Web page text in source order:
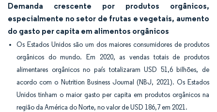
Demanda crescente por produtos orgânicos,
especialmente no setor de frutas e vegetais, aumento
do gasto per capita em alimentos orgânicos
Os Estados Unidos são um dos maiores consumidores de produtos
orgânicos do mundo. Em 2020, as vendas totais de produtos
alimentares orgânicos no país totalizaram USD 51,6 bilhões, de
acordo com o Nutrition Business Journal (NBJ, 2021). Os Estados
Unidos tinham o maior gasto per capita em produtos orgânicos na
região da América do Norte, no valor de USD 186,7 em 2021.